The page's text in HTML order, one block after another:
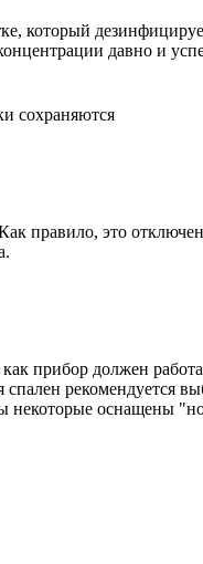
который
давно и
сохраняются
правило, это
прибор должен
рекомендуется
некоторые оснащены